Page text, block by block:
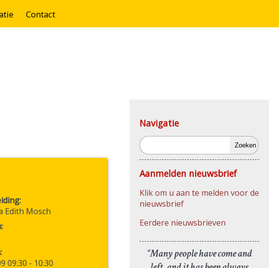
Contact
Edith Mosch
09:30 - 10:30
Navigatie
Zoeken
Aanmelden nieuwsbrief
Klik om u aan te melden voor de
nieuwsbrief
Eerdere nieuwsbrieven
“Many people have come and